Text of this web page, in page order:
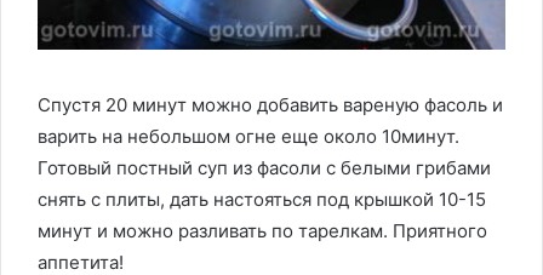
Спустя 20 минут можно добавить вареную фасоль и
варить на небольшом огне еще около 10минут.
Готовый постный суп из фасоли с белыми грибами
снять с плиты, дать настояться под крышкой 10-15
минут и можно разливать по тарелкам. Приятного
аппетита!